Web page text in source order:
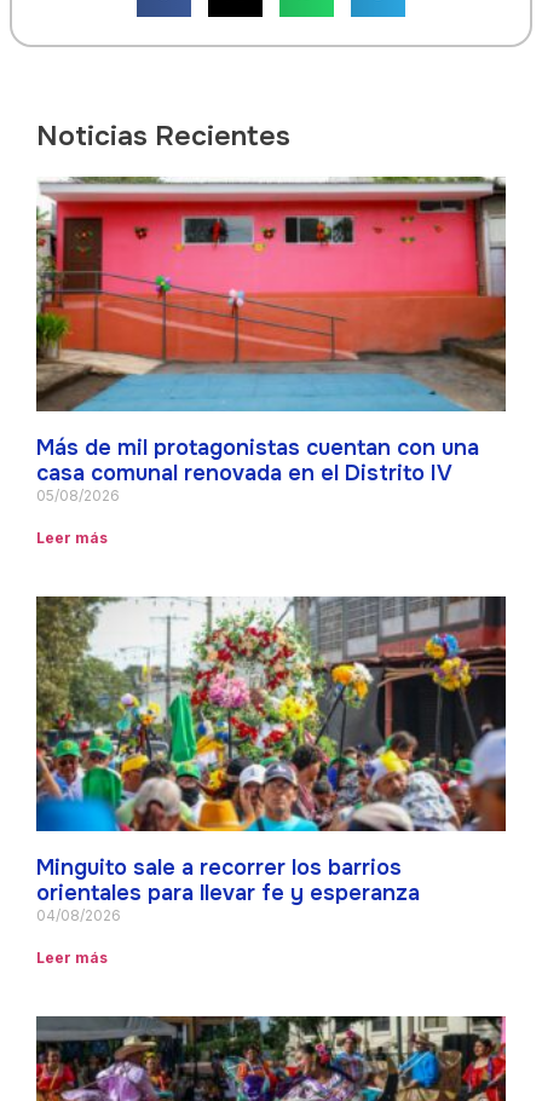
Noticias Recientes
Más de mil protagonistas cuentan con una
casa comunal renovada en el Distrito IV
05/08/2026
Leer más
Minguito sale a recorrer los barrios
orientales para llevar fe y esperanza
04/08/2026
Leer más